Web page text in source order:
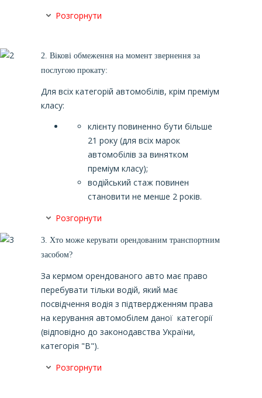
Розгорнути
2. Вікові обмеження на момент звернення за
послугою прокату:
Для всіх категорій автомобілів, крім преміум
класу:
клієнту повиненно бути більше
21 року (для всіх марок
автомобілів за винятком
преміум класу);
водійський стаж повинен
становити не менше 2 років.
Розгорнути
3. Хто може керувати орендованим транспортним
засобом?
За кермом орендованого авто має право
перебувати тільки водій, який має
посвідчення водія з підтвердженням права
на керування автомобілем даної категорії
(відповідно до законодавства України,
категорія "B").
Розгорнути